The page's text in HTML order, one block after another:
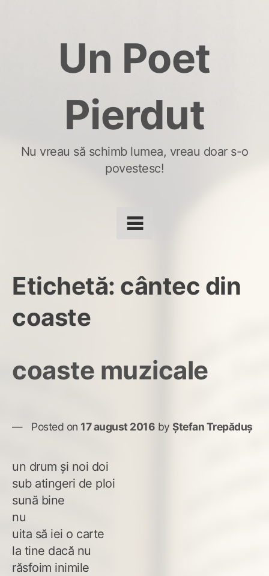
Un Poet
Pierdut
Nu vreau să schimb lumea, vreau doar s-o
povestesc!
Etichetă: cântec din
coaste
coaste muzicale
Posted on 17 august 2016 by Ștefan Trepăduș
un drum și noi doi
sub atingeri de ploi
sună bine
nu
uita să iei o carte
la tine dacă nu
răsfoim inimile